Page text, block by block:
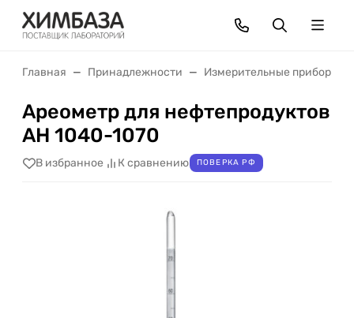
Главная Принадлежности Измерительные приборы
Ареометр для нефтепродуктов
АН 1040-1070
В избранное К сравнению ПОВЕРКА РФ